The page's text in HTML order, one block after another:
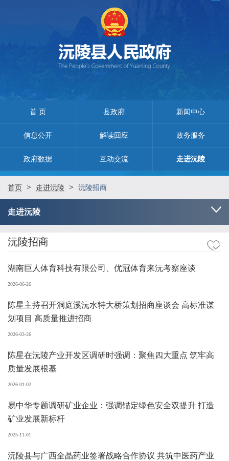
首 页 县政府 新闻中心
信息公开 解读回应 政务服务
政府数据 互动交流 走进沅陵
首页 > 走进沅陵 > 沅陵招商
走进沅陵
沅陵招商
湖南巨人体育科技有限公司、优冠体育来沅考察座谈
2026-06-26
陈星主持召开洞庭溪沅水特大桥策划招商座谈会 高标准谋
划项目 高质量推进招商
2026-03-26
陈星在沅陵产业开发区调研时强调：聚焦四大重点 筑牢高
质量发展根基
2026-01-02
易中华专题调研矿业企业：强调锚定绿色安全双提升 打造
矿业发展新标杆
2025-11-01
沅陵县与广西全晶药业签署战略合作协议 共筑中医药产业